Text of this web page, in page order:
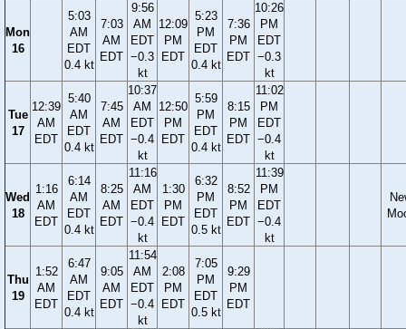
Mon
16
5:03
AM
EDT
0.4 kt
7:03
AM
EDT
9:56
AM
EDT
−0.3
kt
12:09
PM
EDT
5:23
PM
EDT
0.4 kt
7:36
PM
EDT
10:26
PM
EDT
−0.3
kt
Tue
17
12:39
AM
EDT
5:40
AM
EDT
0.4 kt
7:45
AM
EDT
10:37
AM
EDT
−0.4
kt
12:50
PM
EDT
5:59
PM
EDT
0.4 kt
8:15
PM
EDT
11:02
PM
EDT
−0.4
kt
Wed
18
1:16
AM
EDT
6:14
AM
EDT
0.4 kt
8:25
AM
EDT
11:16
AM
EDT
−0.4
kt
1:30
PM
EDT
6:32
PM
EDT
0.5 kt
8:52
PM
EDT
11:39
PM
EDT
−0.4
kt
Thu
19
1:52
AM
EDT
6:47
AM
EDT
0.4 kt
9:05
AM
EDT
11:54
AM
EDT
−0.4
kt
2:08
PM
EDT
7:05
PM
EDT
0.5 kt
9:29
PM
EDT